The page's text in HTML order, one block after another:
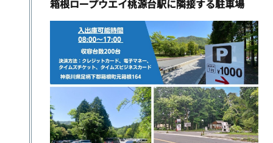
箱根ロープウエイ桃源台駅に隣接する駐車場